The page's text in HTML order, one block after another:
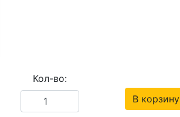
Кол-во:
В корзину